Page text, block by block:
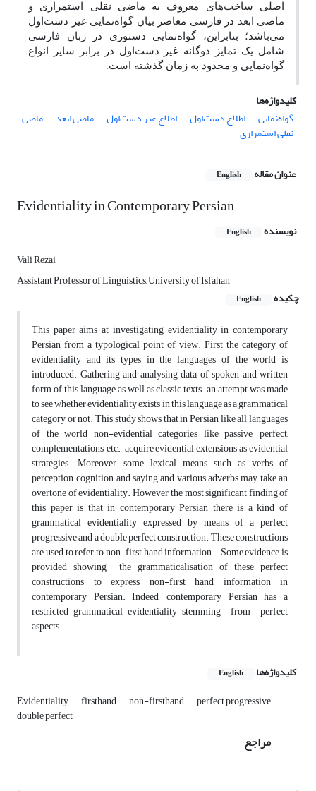
اصلی ساخت‌های معروف به ماضی نقلی استمراری و
ماضی ابعد در فارسی معاصر بیان گواه‌نمایی غیر دست‌اول
می‌باشد؛ بنابراین، گواه‌نمایی دستوری در زبان فارسی
شامل یک تمایز دوگانه غیر دست‌اول در برابر سایر انواع
گواه‌نمایی و محدود به زمان گذشته است.
کلیدواژه‌ها
گواه‌نمایی
اطلاع دست‌اول اطلاع غیر دست‌اول ماضی ابعد ماضی
نقلی استمراری
عنوان مقاله English
Evidentiality in Contemporary Persian
نویسنده English
Vali Rezai
Assistant Professor of Linguistics, University of Isfahan
چکیده
English
This paper aims at investigating evidentiality in contemporary
Persian from a typological point of view. First the category of
evidentiality and its types in the languages of the world is
introduced. Gathering and analysing data of spoken and written
form of this language as well as classic texts, an attempt was made
to see whether evidentiality exists in this language as a grammatical
category or not. This study shows that in Persian like all languages
of the world non-evidential categories like passive, perfect,
complementations, etc. acquire evidential extensions as evidential
strategies. Moreover, some lexical means such as verbs of
perception, cognition and saying and various adverbs may take an
overtone of evidentiality. However, the most significant finding of
this paper is that in contemporary Persian there is a kind of
grammatical evidentiality expressed by means of a perfect
progressive and a double perfect construction. These constructions
are used to refer to non-first hand information. Some evidence is
provided showing the grammaticalisation of these perfect
constructions to express non-first hand information in
contemporary Persian. Indeed, contemporary Persian has a
restricted grammatical evidentiality stemming from perfect
aspects.
کلیدواژه‌ها English
Evidentiality firsthand non-firsthand perfect progressive
double perfect
مراجع